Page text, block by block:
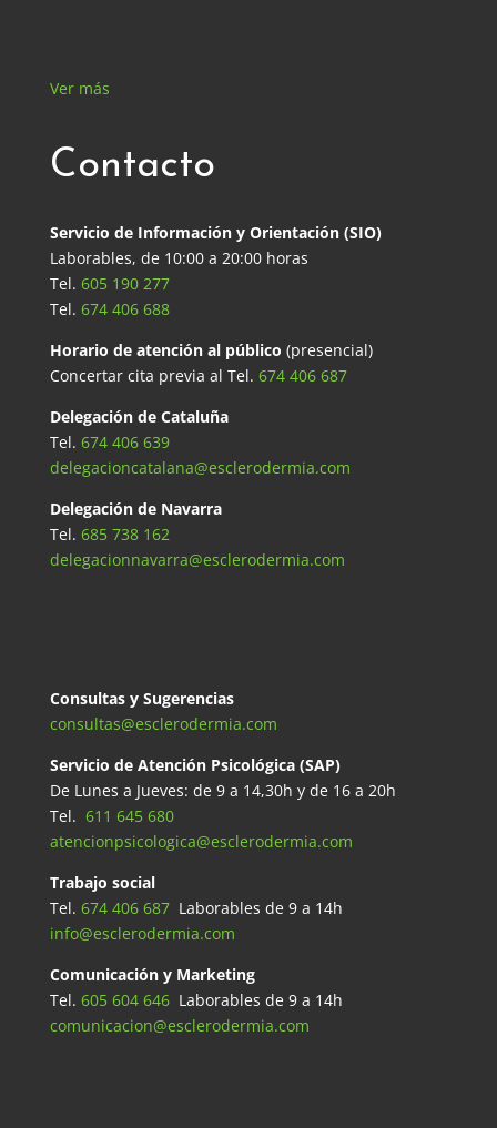
Ver más
Contacto
Servicio de Información y Orientación (SIO)
Laborables, de 10:00 a 20:00 horas
Tel. 605 190 277
Tel. 674 406 688
Horario de atención al público (presencial)
Concertar cita previa al Tel. 674 406 687
Delegación de Cataluña
Tel. 674 406 639
delegacioncatalana@esclerodermia.com
Delegación de Navarra
Tel. 685 738 162
delegacionnavarra@esclerodermia.com
Consultas y Sugerencias
consultas@esclerodermia.com
Servicio de Atención Psicológica (SAP)
De Lunes a Jueves: de 9 a 14,30h y de 16 a 20h
Tel. 611 645 680
atencionpsicologica@esclerodermia.com
Trabajo social
Tel. 674 406 687 Laborables de 9 a 14h
info@esclerodermia.com
Comunicación y Marketing
Tel. 605 604 646Laborables de 9 a 14h
comunicacion@esclerodermia.com